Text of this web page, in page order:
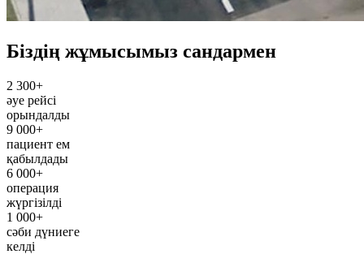
Біздің жұмысымыз сандармен
2 300+
әуе рейсі
орындалды
9 000+
пациент ем
қабылдады
6 000+
операция
жүргізілді
1 000+
сәби дүниеге
келді